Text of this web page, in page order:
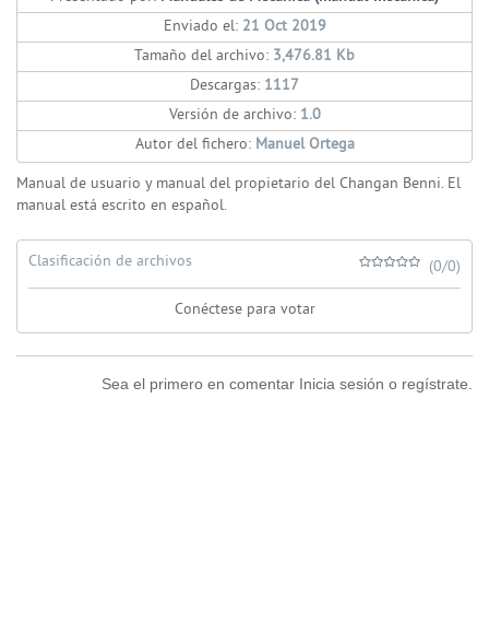
Enviado el: 21 Oct 2019
Tamaño del archivo: 3,476.81 Kb
Descargas: 1117
Versión de archivo: 1.0
Autor del fichero: Manuel Ortega
Manual de usuario y manual del propietario del Changan Benni. El
manual está escrito en español.
Clasificación de archivos (0/0)
Conéctese para votar
Sea el primero en comentar Inicia sesión o regístrate.